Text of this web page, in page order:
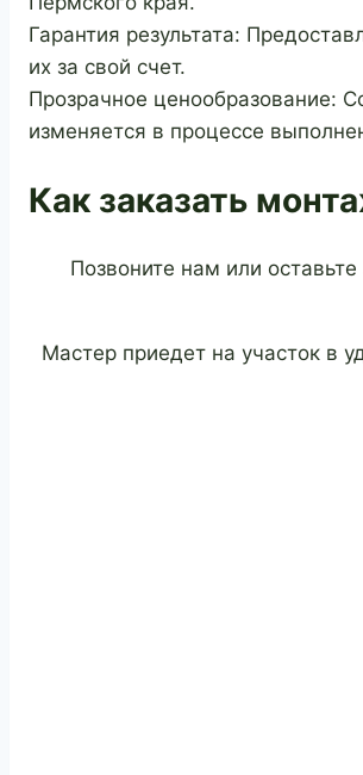
Гарантия результата:
их за свой счет.
Прозрачное ценообразование:
изменяется в процессе
Как заказать
Позвоните нам или
Мастер приедет на участок в